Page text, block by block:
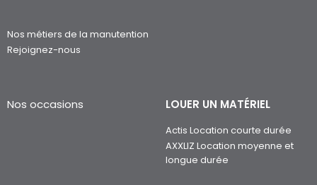
Nos métiers de la manutention
Rejoignez-nous
Nos occasions LOUER UN MATÉRIEL
Actis Location courte durée
AXXLIZ Location moyenne et
longue durée